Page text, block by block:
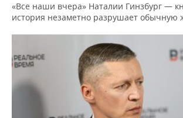
«Все наши вчера» Наталии Гинзбург —
история незаметно разрушает обычную